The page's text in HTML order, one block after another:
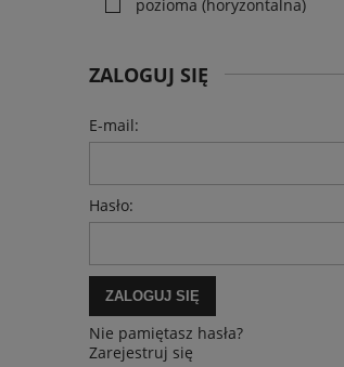
pozioma (horyzontalna)
ZALOGUJ SIĘ
E-mail:
Hasło:
ZALOGUJ SIĘ
Nie pamiętasz hasła?
Zarejestruj się